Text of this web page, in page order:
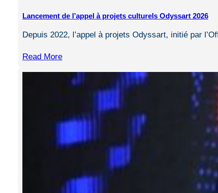
Lancement de l’appel à projets culturels Odyssart 2026
Depuis 2022, l’appel à projets Odyssart, initié par
Read More